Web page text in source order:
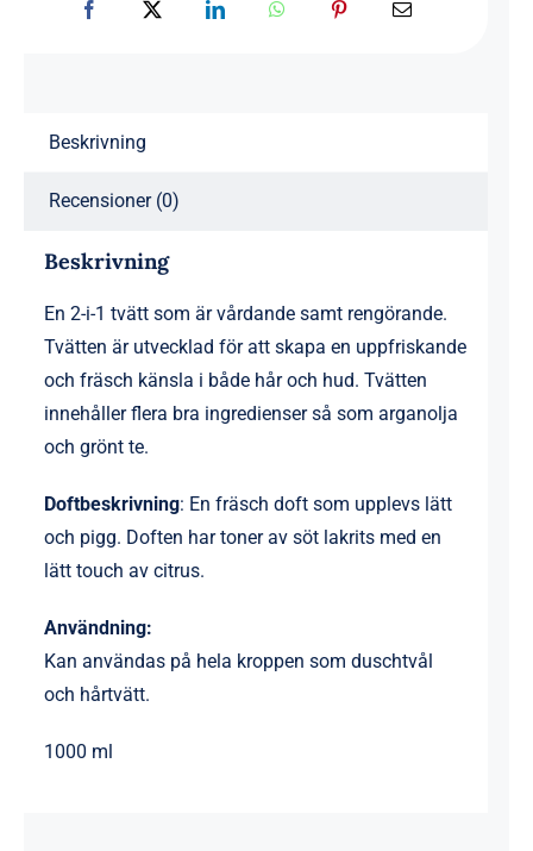
Beskrivning
Recensioner (0)
Beskrivning
En 2-i-1 tvätt som är vårdande samt rengörande.
Tvätten är utvecklad för att skapa en uppfriskande
och fräsch känsla i både hår och hud. Tvätten
innehåller flera bra ingredienser så som arganolja
och grönt te.
Doftbeskrivning: En fräsch doft som upplevs lätt
och pigg. Doften har toner av söt lakrits med en
lätt touch av citrus.
Användning:
Kan användas på hela kroppen som duschtvål
och hårtvätt.
1000 ml